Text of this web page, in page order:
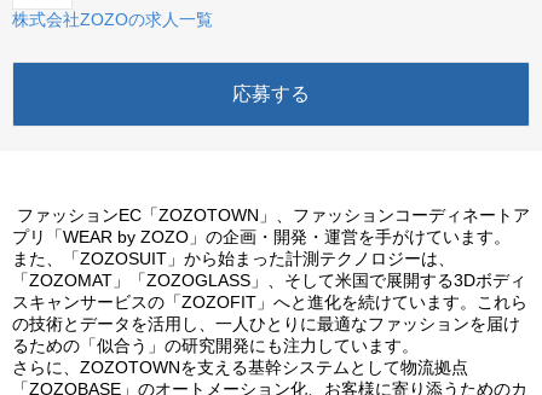
株式会社ZOZOの求人一覧
応募する
ファッションEC「ZOZOTOWN」、ファッションコーディネートア
プリ「WEAR by ZOZO」の企画・開発・運営を手がけています。
また、「ZOZOSUIT」から始まった計測テクノロジーは、
「ZOZOMAT」「ZOZOGLASS」、そして米国で展開する3Dボディ
スキャンサービスの「ZOZOFIT」へと進化を続けています。これら
の技術とデータを活用し、一人ひとりに最適なファッションを届け
るための「似合う」の研究開発にも注力しています。
さらに、ZOZOTOWNを支える基幹システムとして物流拠点
「ZOZOBASE」のオートメーション化、お客様に寄り添うためのカ